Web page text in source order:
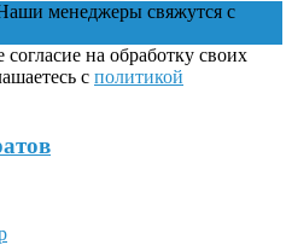
менеджеры свяжутся с
на обработку своих
с политикой